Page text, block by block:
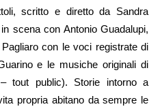
scritto e diretto da Sandra
scena con Antonio Guadalupi,
con le voci registrate di
e le musiche originali di
tout public). Storie intorno a
propria abitano da sempre le